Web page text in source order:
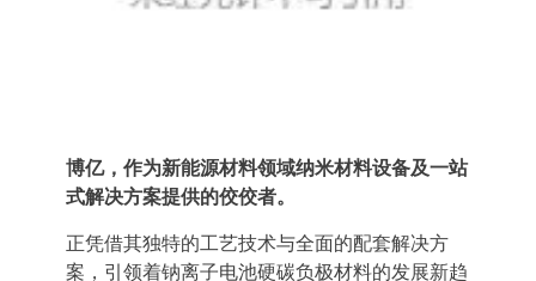
博亿，作为新能源材料领域纳米材料设备及一站
式解决方案提供的佼佼者。
正凭借其独特的工艺技术与全面的配套解决方
案，引领着钠离子电池硬碳负极材料的发展新趋